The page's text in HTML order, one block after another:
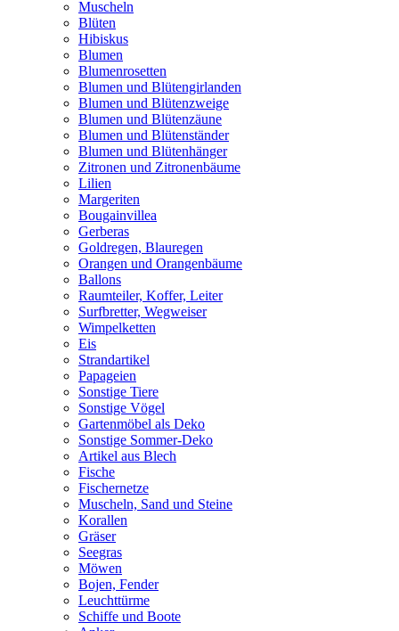
Muscheln
Blüten
Hibiskus
Blumen
Blumenrosetten
Blumen und Blütengirlanden
Blumen und Blütenzweige
Blumen und Blütenzäune
Blumen und Blütenständer
Blumen und Blütenhänger
Zitronen und Zitronenbäume
Lilien
Margeriten
Bougainvillea
Gerberas
Goldregen, Blauregen
Orangen und Orangenbäume
Ballons
Raumteiler, Koffer, Leiter
Surfbretter, Wegweiser
Wimpelketten
Eis
Strandartikel
Papageien
Sonstige Tiere
Sonstige Vögel
Gartenmöbel als Deko
Sonstige Sommer-Deko
Artikel aus Blech
Fische
Fischernetze
Muscheln, Sand und Steine
Korallen
Gräser
Seegras
Möwen
Bojen, Fender
Leuchttürme
Schiffe und Boote